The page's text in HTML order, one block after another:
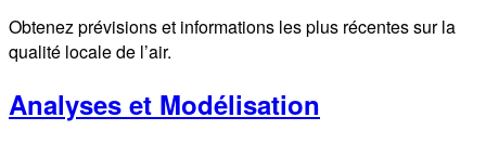
Obtenez prévisions et informations les plus récentes sur la
qualité locale de l’air.
Analyses et Modélisation